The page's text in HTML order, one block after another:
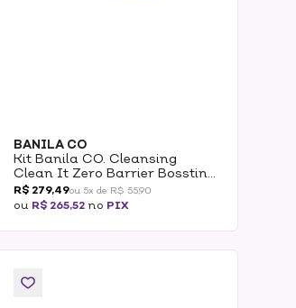
BANILA CO
Kit Banila CO. Cleansing
Clean It Zero Barrier Bossting
Duo 2x50ml
R$ 279,49ou 5x de R$ 55,90
ou R$ 265,52 no PIX